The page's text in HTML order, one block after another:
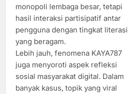
monopoli lembaga besar, tetapi
hasil interaksi partisipatif antar
pengguna dengan tingkat literasi
yang beragam.
Lebih jauh, fenomena KAYA787
juga menyoroti aspek refleksi
sosial masyarakat digital. Dalam
banyak kasus, topik yang viral